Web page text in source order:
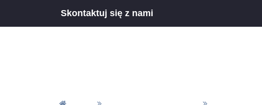
Skontaktuj się z nami